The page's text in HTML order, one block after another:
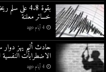
بقوة 4.8 على
خسائر معلنة
4 أيام ago
حادث أليم يهز
الاضطرابات
4 أيام ago